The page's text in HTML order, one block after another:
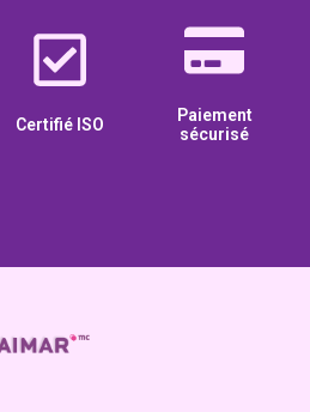
Certifié ISO
Paiement
sécurisé